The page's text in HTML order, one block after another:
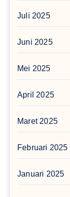
Juli 2025
Juni 2025
Mei 2025
April 2025
Maret 2025
Februari 2025
Januari 2025